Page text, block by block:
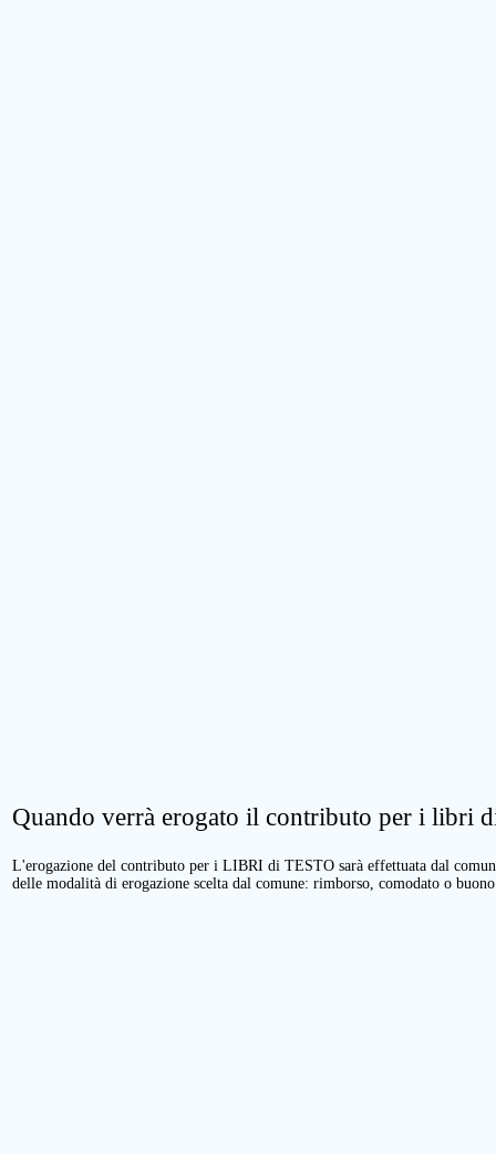
Quando verrà erogato il contributo per i libri
L'erogazione del contributo per i LIBRI di TESTO sarà effettuata dal
delle modalità di erogazione scelta dal comune: rimborso, comodato o